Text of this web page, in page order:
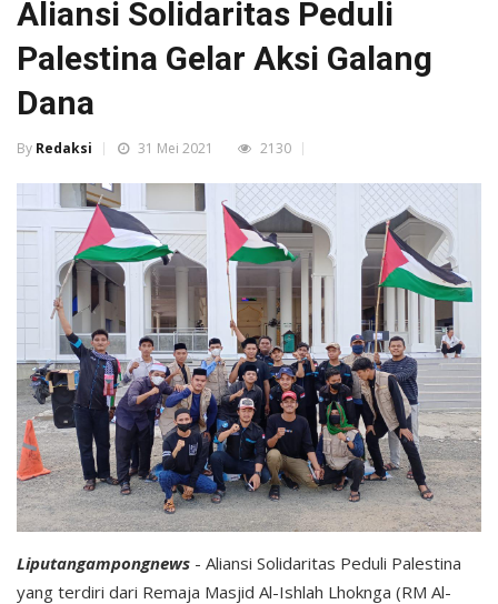
Aliansi Solidaritas Peduli
Palestina Gelar Aksi Galang
Dana
By Redaksi 31 Mei 2021 2130
Liputangampongnews - Aliansi Solidaritas Peduli Palestina
yang terdiri dari Remaja Masjid Al-Ishlah Lhoknga (RM Al-